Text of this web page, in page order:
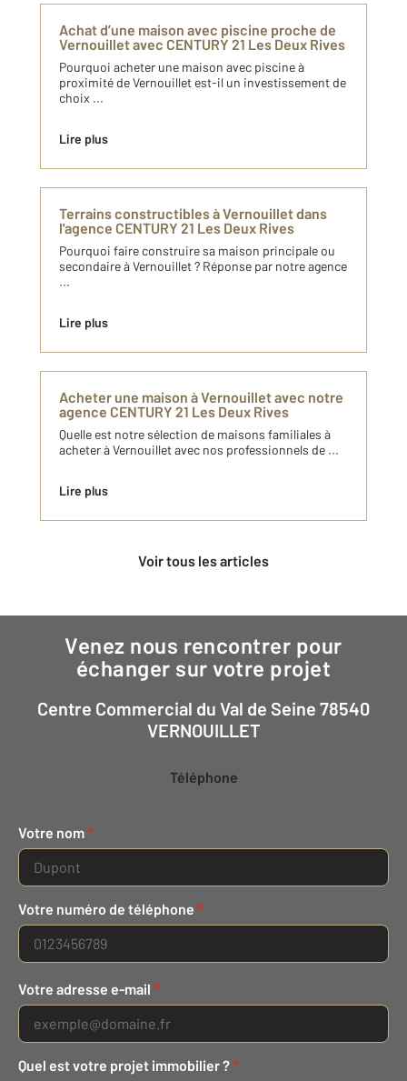
Achat d’une maison avec piscine proche de
Vernouillet avec CENTURY 21 Les Deux Rives
Pourquoi acheter une maison avec piscine à
proximité de Vernouillet est-il un investissement de
choix ...
Lire plus
Terrains constructibles à Vernouillet dans
l'agence CENTURY 21 Les Deux Rives
Pourquoi faire construire sa maison principale ou
secondaire à Vernouillet ? Réponse par notre agence
...
Lire plus
Acheter une maison à Vernouillet avec notre
agence CENTURY 21 Les Deux Rives
Quelle est notre sélection de maisons familiales à
acheter à Vernouillet avec nos professionnels de ...
Lire plus
Voir tous les articles
Venez nous rencontrer pour
échanger sur votre projet
Centre Commercial du Val de Seine 78540
VERNOUILLET
Téléphone
Votre nom*
Votre numéro de téléphone *
Votre adresse e-mail *
Quel est votre projet immobilier ?*